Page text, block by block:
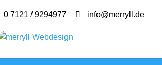
0 7121 / 9294977 info@merryll.de